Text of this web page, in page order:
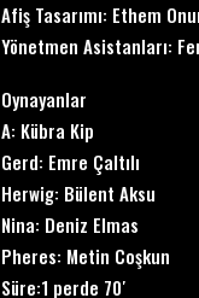
Afiş Tasarımı: Ethem
Yönetmen Asistanları:
Oynayanlar
A: Kübra Kip
Gerd: Emre Çaltılı
Herwig: Bülent Aksu
Nina: Deniz Elmas
Pheres: Metin Coşkun
Süre:1 perde 70′